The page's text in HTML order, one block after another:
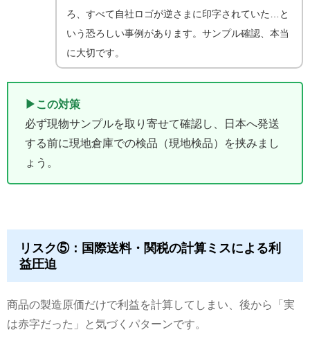
ろ、すべて自社ロゴが逆さまに印字されていた…と
いう恐ろしい事例があります。サンプル確認、本当
に大切です。
▶この対策
必ず現物サンプルを取り寄せて確認し、日本へ発送
する前に現地倉庫での検品（現地検品）を挟みまし
ょう。
リスク⑤：国際送料・関税の計算ミスによる利
益圧迫
商品の製造原価だけで利益を計算してしまい、後から「実
は赤字だった」と気づくパターンです。